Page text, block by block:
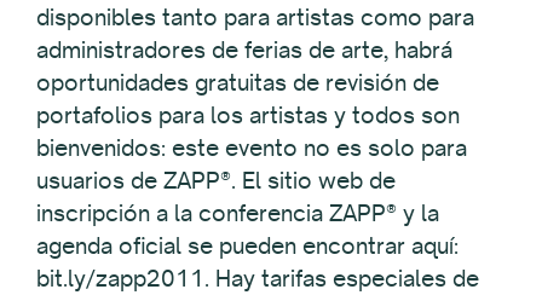
disponibles tanto para artistas como para
administradores de ferias de arte, habrá
oportunidades gratuitas de revisión de
portafolios para los artistas y todos son
bienvenidos: este evento no es solo para
usuarios de ZAPP®. El sitio web de
inscripción a la conferencia ZAPP® y la
agenda oficial se pueden encontrar aquí:
bit.ly/zapp2011. Hay tarifas especiales de